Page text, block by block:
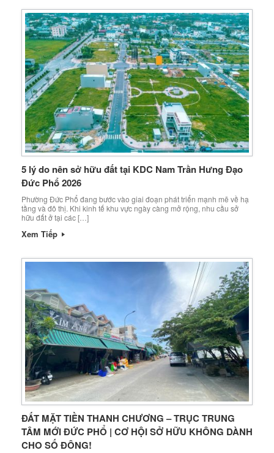
5 lý do nên sở hữu đất tại KDC Nam Trần Hưng Đạo
Đức Phổ 2026
Phường Đức Phổ đang bước vào giai đoạn phát triển mạnh mẽ về hạ
tầng và đô thị. Khi kinh tế khu vực ngày càng mở rộng, nhu cầu sở
hữu đất ở tại các […]
Xem Tiếp
ĐẤT MẶT TIỀN THANH CHƯƠNG – TRỤC TRUNG
TÂM MỚI ĐỨC PHỔ | CƠ HỘI SỞ HỮU KHÔNG DÀNH
CHO SỐ ĐÔNG!